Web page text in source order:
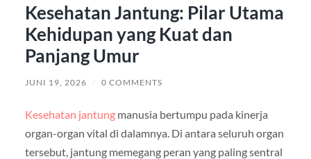
Kesehatan Jantung: Pilar Utama
Kehidupan yang Kuat dan
Panjang Umur
JUNI 19, 2026 / 0 COMMENTS
Kesehatan jantungmanusia bertumpu pada kinerja
organ-organ vital di dalamnya. Di antara seluruh organ
tersebut, jantung memegang peran yang paling sentral